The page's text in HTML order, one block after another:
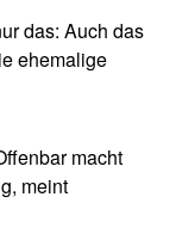
das: Auch das
ehemalige
macht
meint